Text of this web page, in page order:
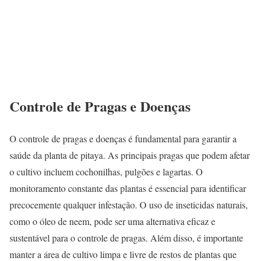
Controle de Pragas e Doenças
O controle de pragas e doenças é fundamental para garantir a
saúde da planta de pitaya. As principais pragas que podem afetar
o cultivo incluem cochonilhas, pulgões e lagartas. O
monitoramento constante das plantas é essencial para identificar
precocemente qualquer infestação. O uso de inseticidas naturais,
como o óleo de neem, pode ser uma alternativa eficaz e
sustentável para o controle de pragas. Além disso, é importante
manter a área de cultivo limpa e livre de restos de plantas que